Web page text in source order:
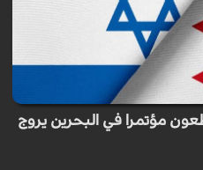
مؤتمرا في البحرين يروج